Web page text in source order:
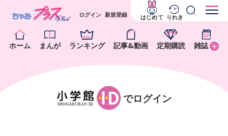
ホーム まんが ランキング 記事&動画 定期購読 雑誌
ログイン 新規登録 はじめて りれき
でログイン